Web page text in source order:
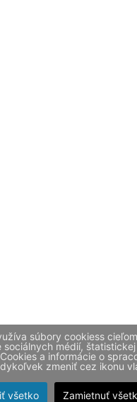
súbory cookiess
médií,
a informácie o
zmeniť cez ikonu
všetko Zamietnuť